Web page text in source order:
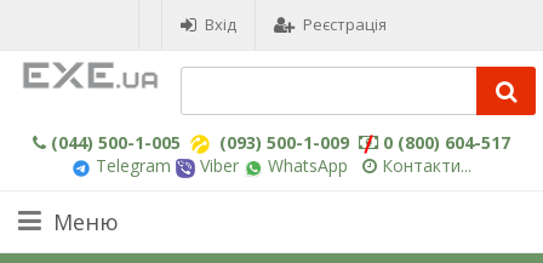
Вхід Реєстрація
(044) 500-1-005 (093) 500-1-009
0 (800) 604-517
Telegram
Viber WhatsApp Контакти...
Меню